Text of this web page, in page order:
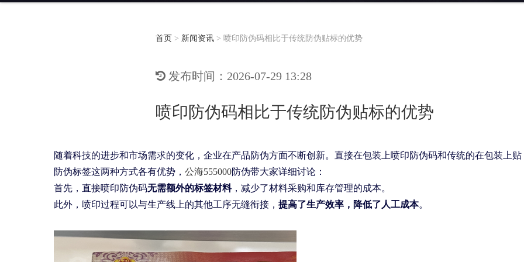
首页 > 新闻资讯 > 喷印防伪码相比于传统防伪贴标的优势
发布时间：2026-07-29 13:28
喷印防伪码相比于传统防伪贴标的优势
随着科技的进步和市场需求的变化，企业在产品防伪方面不断创新。直接在包装上喷印防伪码和传统的在包装上贴
防伪标签这两种方式各有优势， 公海555000防伪带大家详细讨论：
首先，直接喷印防伪码无需额外的标签材料，减少了材料采购和库存管理的成本。
此外，喷印过程可以与生产线上的其他工序无缝衔接， 提高了生产效率，降低了人工成本。